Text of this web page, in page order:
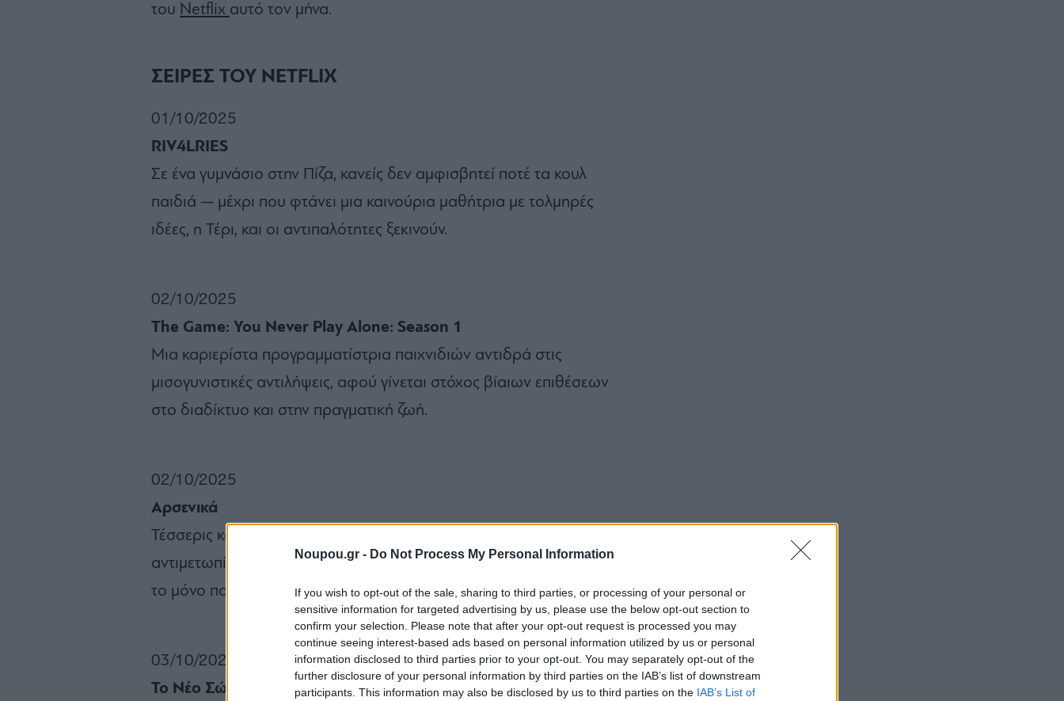
Noupou.gr - Do Not Process My Personal Information
If you wish to opt-out of the sale, sharing to third parties, or processing of your personal or
sensitive information for targeted advertising by us, please use the below opt-out section to
confirm your selection. Please note that after your opt-out request is processed you may
continue seeing interest-based ads based on personal information utilized by us or personal
information disclosed to third parties prior to your opt-out. You may separately opt-out of the
further disclosure of your personal information by third parties on the IAB’s list of downstream
participants. This information may also be disclosed by us to third parties on the IAB’s List of
του Netflix αυτό τον μήνα.
ΣΕΙΡΕΣ ΤΟΥ NETFLIX
01/10/2025
RIV4LRIES
Σε ένα γυμνάσιο στην Πίζα, κανείς δεν αμφισβητεί ποτέ τα κουλ
παιδιά — μέχρι που φτάνει μια καινούρια μαθήτρια με τολμηρές
ιδέες, η Τέρι, και οι αντιπαλότητες ξεκινούν.
02/10/2025
The Game: You Never Play Alone: Season 1
Μια καριερίστα προγραμματίστρια παιχνιδιών αντιδρά στις
μισογυνιστικές αντιλήψεις, αφού γίνεται στόχος βίαιων επιθέσεων
στο διαδίκτυο και στην πραγματική ζωή.
02/10/2025
Αρσενικά
Τέσσερις κολλητοί σαραντάρηδες προσπαθούν να
αντιμετωπίσουν τον κόσμο της σύγχρονης αρρενωπότητας, αλλά
το μόνο που καταφέρνουν είναι να χειροτερέψουν τα πράγματα.
03/10/2025
Το Νέο Σώμα